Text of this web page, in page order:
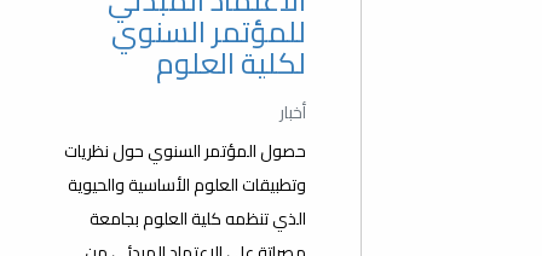
حصول المؤتمر السنوي حول نظريات
وتطبيقات العلوم الأساسية والحيوية